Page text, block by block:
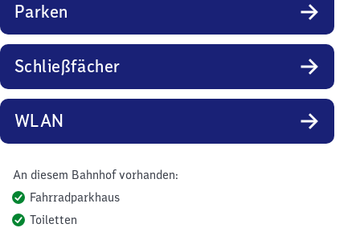
Parken
Schließfächer
WLAN
An diesem Bahnhof vorhanden:
Fahrradparkhaus
Toiletten